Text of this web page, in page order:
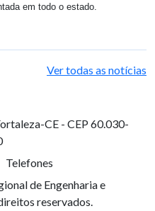
em todo o estado.
Ver todas as notícias
CE - CEP 60.030-
Telefones
de Engenharia e
reservados.